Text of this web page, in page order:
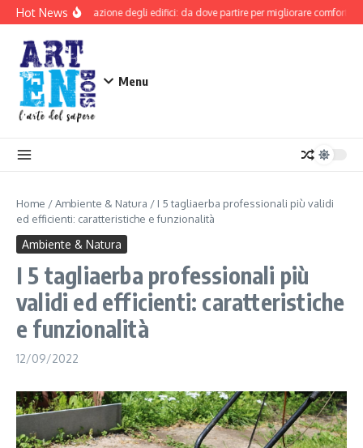
Salta al contenuto
Hot NewsRiqualificazione degli edifici: da dove partire per migliorare comfort e
Menu
Home /Ambiente & Natura / I 5 tagliaerba professionali più validi
ed efficienti: caratteristiche e funzionalità
Ambiente & Natura
I 5 tagliaerba professionali più
validi ed efficienti: caratteristiche
e funzionalità
12/09/2022